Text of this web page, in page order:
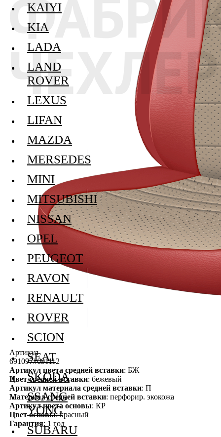
Артикул
691097#691112
Артикул цвета средней вставки: БЖ
Цвет средней вставки: бежевый
Артикул материала средней вставки: П
Материал средней вставки: перфорир. экокожа
Артикул цвета основы: КР
Цвет основы: красный
Гарантия: 1 год
KAIYI
KIA
LADA
LAND
ROVER
LEXUS
LIFAN
MAZDA
MERSEDES
MINI
MITSUBISHI
NISSAN
OPEL
PEUGEOT
RAVON
RENAULT
ROVER
SCION
SEAT
SKODA
SSANG
YONG
SUBARU